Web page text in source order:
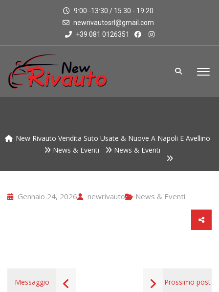
9:00 -13:30 / 15.30 - 19.20
newrivautosrl@gmail.com
+39 081 0126351
New Rivauto Vendita Suto Usate & Nuove A Napoli E Avellino
News & Eventi
News & Eventi
Gennaio 24, 2026 newrivauto News & Eventi
Messaggio Prossimo post